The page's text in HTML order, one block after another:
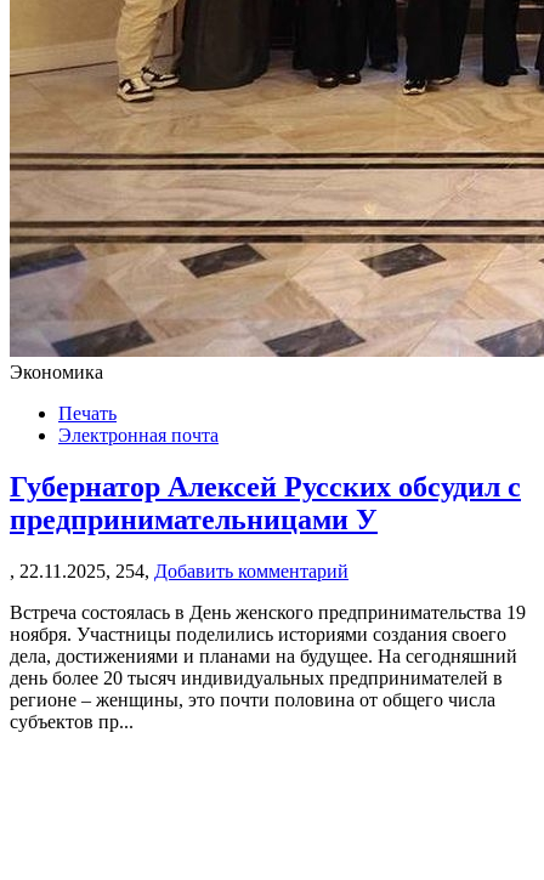
Экономика
Печать
Электронная почта
Губернатор Алексей Русских обсудил с
предпринимательницами У
, 22.11.2025, 254, Добавить комментарий
Встреча состоялась в День женского предпринимательства 19
ноября. Участницы поделились историями создания своего
дела, достижениями и планами на будущее. На сегодняшний
день более 20 тысяч индивидуальных предпринимателей в
регионе – женщины, это почти половина от общего числа
субъектов пр...